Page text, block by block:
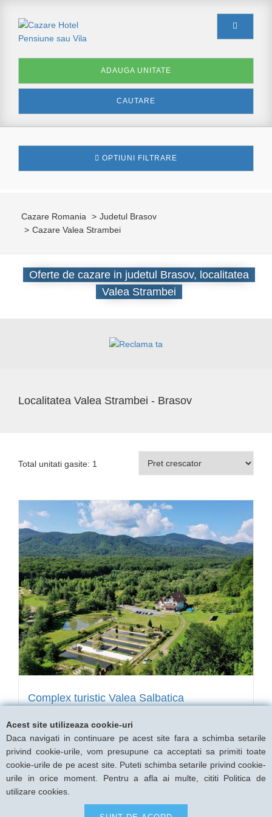
Acest site utilizeaza cookie-uri
Daca navigati in continuare pe acest site fara a schimba setarile
privind cookie-urile, vom presupune ca acceptati sa primiti toate
cookie-urile de pe acest site. Puteti schimba setarile privind cookie-
urile in orice moment. Pentru a afla ai multe, cititi Politica de
utilizare cookies.
CAUTARE
ADAUGA UNITATE
OPTIUNI FILTRARE
Cazare Romania
Judetul Brasov
Cazare Valea Strambei
Oferte de cazare in judetul Brasov, localitatea
Valea Strambei
Localitatea Valea Strambei - Brasov
Total unitati gasite: 1
Complex turistic Valea Salbatica
9 camere pentru 18 persoane